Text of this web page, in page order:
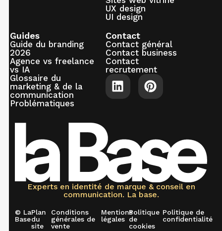
UX design
UI design
Guides
Guide du branding
2026
Agence vs freelance
vs IA
Glossaire du
marketing & de la
communication
Problématiques
Contact
Contact général
Contact business
Contact
recrutement
Experts en identité de marque & conseil en
communication. La base.
© La
Base
Plan
du
site
Conditions
générales de
vente
Mentions
légales
Politique
de
cookies
Politique de
confidentialité